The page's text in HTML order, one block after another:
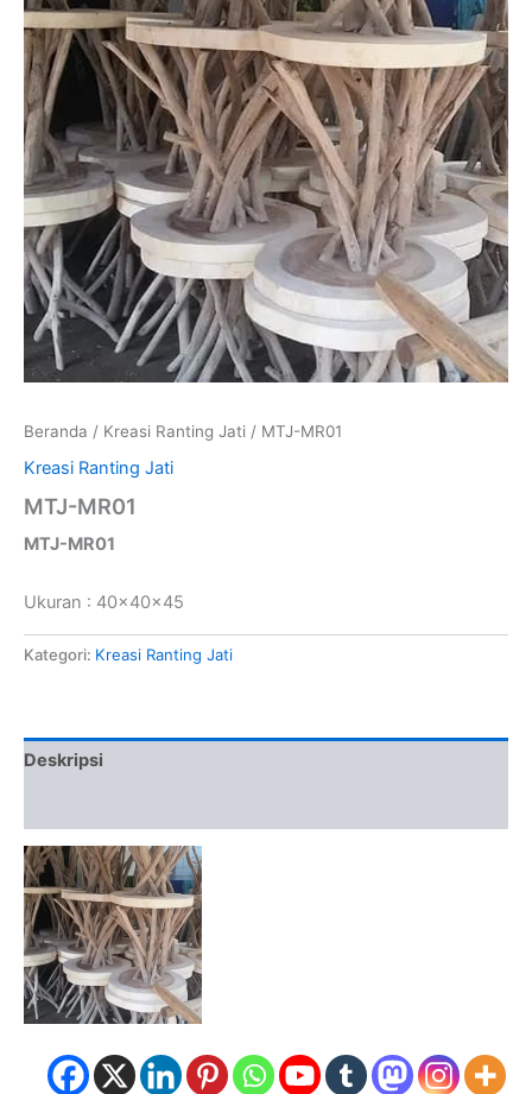
Beranda / Kreasi Ranting Jati / MTJ-MR01
Kreasi Ranting Jati
MTJ-MR01
MTJ-MR01
Ukuran : 40x40x45
Kategori: Kreasi Ranting Jati
Deskripsi